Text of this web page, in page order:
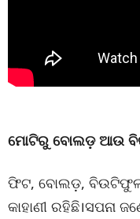
ମୋଟିରୁ ବୋଲଡ଼ ଆଉ
ଫିଟ, ବୋଲଡ଼,
କାହାଣୀ ରହିଛି।ସପନା